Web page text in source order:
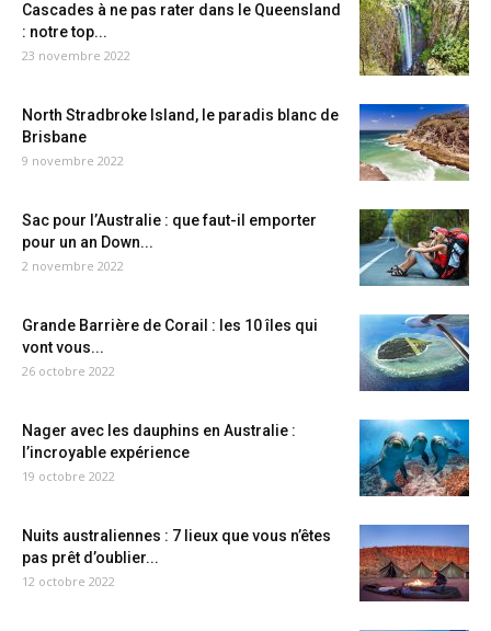
Cascades à ne pas rater dans le Queensland
: notre top...
23 novembre 2022
North Stradbroke Island, le paradis blanc de
Brisbane
9 novembre 2022
Sac pour l’Australie : que faut-il emporter
pour un an Down...
2 novembre 2022
Grande Barrière de Corail : les 10 îles qui
vont vous...
26 octobre 2022
Nager avec les dauphins en Australie :
l’incroyable expérience
19 octobre 2022
Nuits australiennes : 7 lieux que vous n’êtes
pas prêt d’oublier...
12 octobre 2022